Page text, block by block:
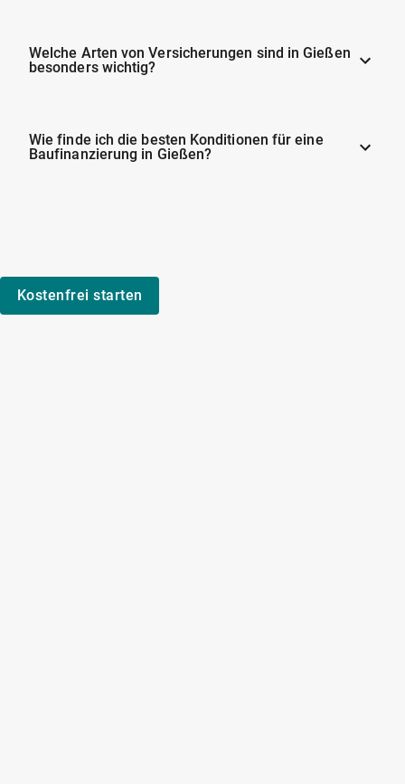
Welche Arten von Versicherungen sind in Gießen
besonders wichtig?
Wie finde ich die besten Konditionen für eine
Baufinanzierung in Gießen?
Kostenfrei starten